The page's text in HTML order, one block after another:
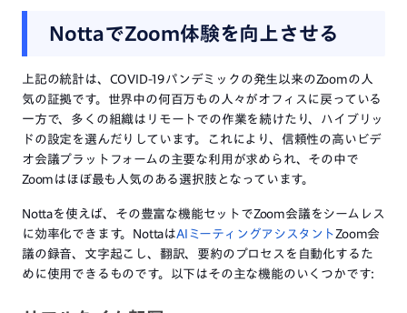
NottaでZoom体験を向上させる
上記の統計は、COVID-19パンデミックの発生以来のZoomの人
気の証拠です。世界中の何百万もの人々がオフィスに戻っている
一方で、多くの組織はリモートでの作業を続けたり、ハイブリッ
ドの設定を選んだりしています。これにより、信頼性の高いビデ
オ会議プラットフォームの主要な利用が求められ、その中で
Zoomはほぼ最も人気のある選択肢となっています。
Nottaを使えば、その豊富な機能セットでZoom会議をシームレス
に効率化できます。NottaはAIミーティングアシスタント Zoom会
議の録音、文字起こし、翻訳、要約のプロセスを自動化するた
めに使用できるものです。以下はその主な機能のいくつかです: